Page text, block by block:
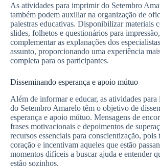
As atividades para imprimir do Setembro
também podem auxiliar na organização de
palestras educativas. Disponibilizar materiais
slides, folhetos e questionários para
complementar as explanações dos
assunto, proporcionando uma experiência
completa para os participantes.
Disseminando esperança e apoio mútuo
Além de informar e educar, as atividades
do Setembro Amarelo têm o objetivo de
esperança e apoio mútuo. Mensagens de
frases motivacionais e depoimentos de
recursos essenciais para conscientização, pois
coração e incentivam aqueles que estão
momentos difíceis a buscar ajuda e entender
estão sozinhos.